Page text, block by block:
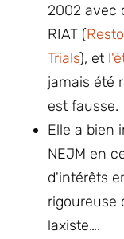
2002 avec
RIAT (
Trials), et
jamais été
est fausse.
Elle a bien
NEJM en
d'intérêts
rigoureuse
laxiste….